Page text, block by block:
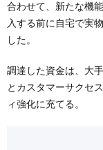
合わせて、新たな機
入する前に自宅で実
した。
調達した資金は、大
とカスタマーサクセ
ィ強化に充てる。